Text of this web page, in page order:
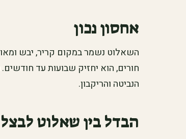
אחסון נכון
השאלוט נשמר במקום קריר, יבש
חורים, הוא יחזיק שבועות עד
הנביטה והריקבון.
הבדל בין שאלוט לבצל